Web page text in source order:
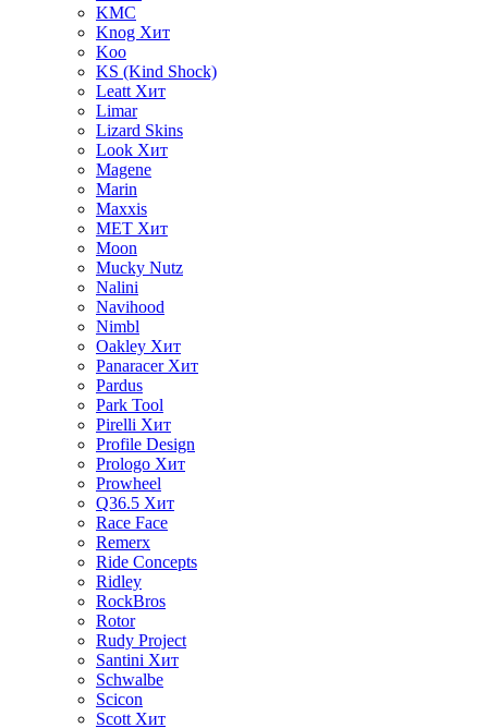
KMC
Knog Хит
Koo
KS (Kind Shock)
Leatt Хит
Limar
Lizard Skins
Look Хит
Magene
Marin
Maxxis
MET Хит
Moon
Mucky Nutz
Nalini
Navihood
Nimbl
Oakley Хит
Panaracer Хит
Pardus
Park Tool
Pirelli Хит
Profile Design
Prologo Хит
Prowheel
Q36.5 Хит
Race Face
Remerx
Ride Concepts
Ridley
RockBros
Rotor
Rudy Project
Santini Хит
Schwalbe
Scicon
Scott Хит